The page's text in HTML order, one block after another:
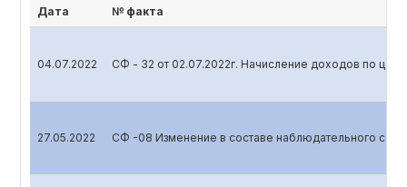
Дата № факта
04.07.2022 СФ - 32 от 02.07.2022г. Начисление доходов по
27.05.2022 СФ -08 Изменение в составе наблюдательного